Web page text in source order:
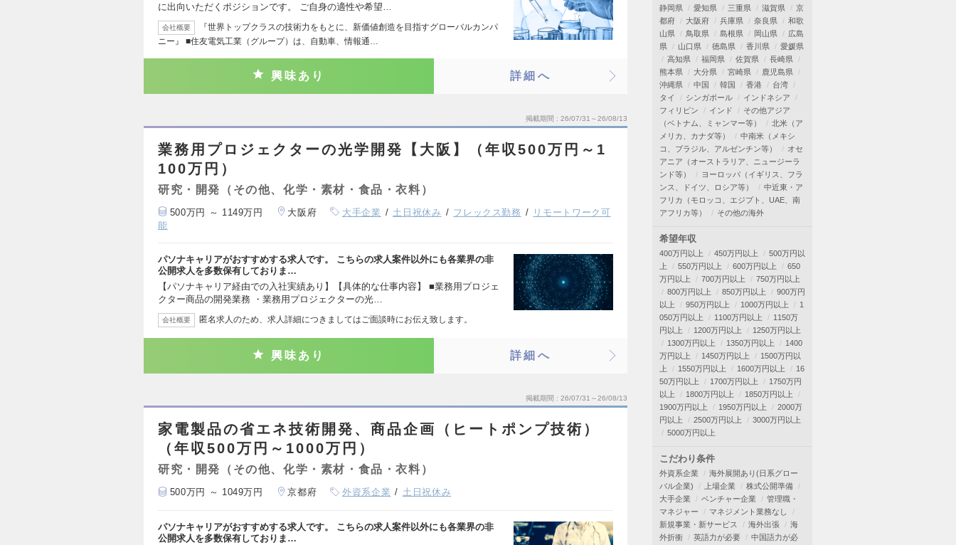
に出向いただくポジションです。 ご自身の適性や希望…
会社概要
『世界トップクラスの技術力をもとに、新価値創造を目指すグローバルカンパ
ニー』 ■住友電気工業（グループ）は、自動車、情報通…
興味あり 詳細へ
掲載期間 26/07/31～26/08/13
業務用プロジェクターの光学開発【大阪】（年収500万円～1
100万円）
研究・開発（その他、化学・素材・食品・衣料）
500万円 ～ 1149万円 大阪府 大手企業 土日祝休み フレックス勤務
リモートワーク可
能
パソナキャリアがおすすめする求人です。 こちらの求人案件以外にも各業界の非
公開求人を多数保有しておりま…
【パソナキャリア経由での入社実績あり】【具体的な仕事内容】 ■業務用プロジェ
クター商品の開発業務 ・業務用プロジェクターの光…
会社概要 匿名求人のため、求人詳細につきましてはご面談時にお伝え致します。
興味あり 詳細へ
掲載期間 26/07/31～26/08/13
家電製品の省エネ技術開発、商品企画（ヒートポンプ技術）
（年収500万円～1000万円）
研究・開発（その他、化学・素材・食品・衣料）
500万円 ～ 1049万円 京都府 外資系企業 土日祝休み
パソナキャリアがおすすめする求人です。 こちらの求人案件以外にも各業界の非
公開求人を多数保有しておりま…
静岡県
愛知県 三重県 滋賀県
京
都府
大阪府 兵庫県 奈良県
和歌
山県
鳥取県 島根県 岡山県
広島
県
山口県 徳島県 香川県
愛媛県
高知県
福岡県 佐賀県
長崎県
熊本県
大分県 宮崎県
鹿児島県
沖縄県
中国 韓国 香港
台湾
タイ
シンガポール
インドネシア
フィリピン
インド
その他アジア
（ベトナム、ミャンマー等）
北米（ア
メリカ、カナダ等）
中南米（メキシ
コ、ブラジル、アルゼンチン等）
オセ
アニア（オーストラリア、ニュージーラ
ンド等）
ヨーロッパ（イギリス、フラ
ンス、ドイツ、ロシア等）
中近東・ア
フリカ（モロッコ、エジプト、UAE、南
アフリカ等）
その他の海外
希望年収
400万円以上 450万円以上
500万円以
上
550万円以上 600万円以上
650
万円以上
700万円以上
750万円以上
800万円以上
850万円以上
900万円
以上
950万円以上 1000万円以上
1
050万円以上
1100万円以上
1150万
円以上
1200万円以上
1250万円以上
1300万円以上
1350万円以上
1400
万円以上
1450万円以上
1500万円以
上
1550万円以上 1600万円以上
16
50万円以上
1700万円以上
1750万円
以上
1800万円以上
1850万円以上
1900万円以上
1950万円以上
2000万
円以上
2500万円以上
3000万円以上
5000万円以上
こだわり条件
外資系企業
海外展開あり(日系グロー
バル企業)
上場企業
株式公開準備
大手企業
ベンチャー企業
管理職・
マネジャー
マネジメント業務なし
新規事業・新サービス
海外出張
海
外折衝
英語力が必要
中国語力が必